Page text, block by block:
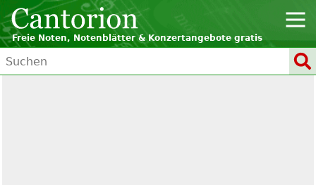
Freie Noten, Notenblätter & Konzertangebote gratis